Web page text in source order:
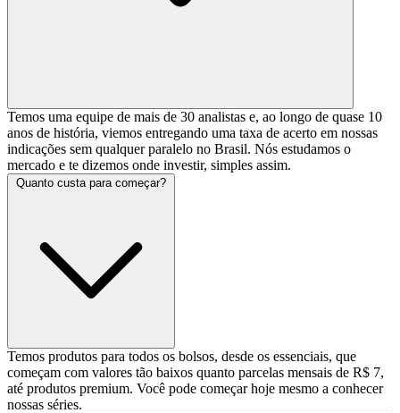
Temos uma equipe de mais de 30 analistas e, ao longo de quase 10
anos de história, viemos entregando uma taxa de acerto em nossas
indicações sem qualquer paralelo no Brasil. Nós estudamos o
mercado e te dizemos onde investir, simples assim.
Quanto custa para começar?
Temos produtos para todos os bolsos, desde os essenciais, que
começam com valores tão baixos quanto parcelas mensais de R$ 7,
até produtos premium. Você pode começar hoje mesmo a conhecer
nossas séries.